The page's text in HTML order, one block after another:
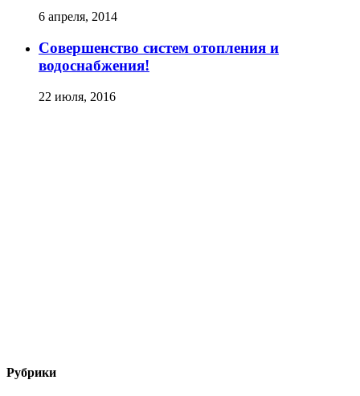
6 апреля, 2014
Совершенство систем отопления и
водоснабжения!
22 июля, 2016
Рубрики